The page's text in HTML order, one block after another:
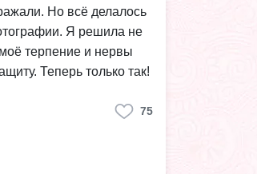
Но всё делалось
Я решила не
терпение и нервы
Теперь только так!
75